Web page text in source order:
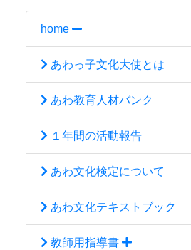
home
あわっ子文化大使とは
あわ教育人材バンク
１年間の活動報告
あわ文化検定について
あわ文化テキストブック
教師用指導書